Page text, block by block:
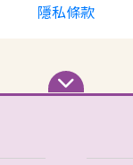
隱私條款